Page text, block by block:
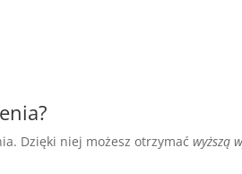
Dzięki niej możesz otrzymaćwyższą